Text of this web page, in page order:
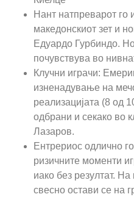
Нант натпреварот го
македонскиот зет и
Едуардо Гурбиндо.
почувствува во
Клучни играчи:
изненaдување на
реализацијата (8 од
одбрани и секако во
Лазаров.
Ентрериос одлично
ризичните моменти
иако без резултат.
свесно остави се на